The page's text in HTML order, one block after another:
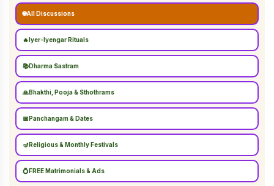
🌐All Discussions
🔥 Iyer-Iyengar Rituals
📚Dharma Sastram
🙏Bhakthi, Pooja & Sthothrams
📅 Panchangam & Dates
🪔 Religious & Monthly Festivals
💍 FREE Matrimonials & Ads